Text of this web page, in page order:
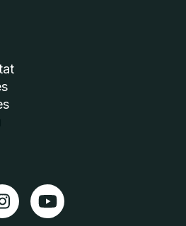
en finestra nova
en finestra nova
InstagramYouTube